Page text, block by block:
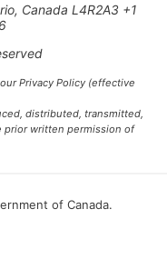
Canada L4R2A3 +1
Privacy Policy (effective
distributed, transmitted,
prior written permission of
of Canada.